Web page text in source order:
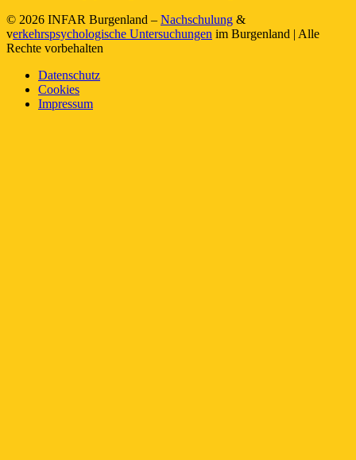
© 2026 INFAR Burgenland – Nachschulung &
verkehrspsychologische Untersuchungen im Burgenland | Alle
Rechte vorbehalten
Datenschutz
Cookies
Impressum